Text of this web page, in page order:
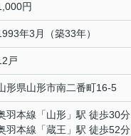
円
年3月（築33年）
戸
形県山形市南二番町16-5
羽本線 「山形 」駅 徒歩30分
羽本線 「蔵王 」駅 徒歩52分